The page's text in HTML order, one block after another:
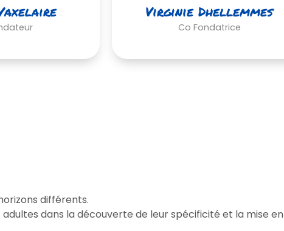
Virginie Dhellemmes
Co Fondatrice
différents.
dans la découverte de leur spécificité et la mise en